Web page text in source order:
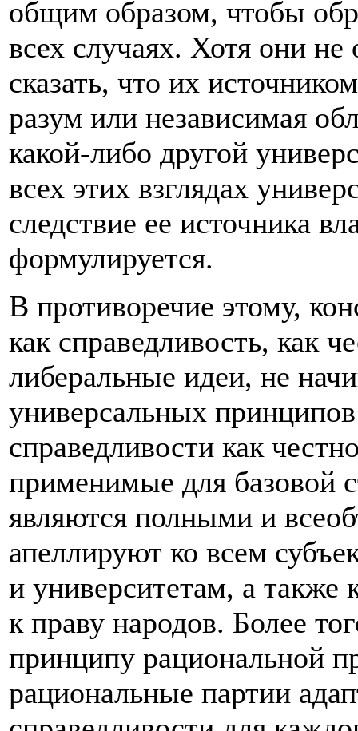
общим образом, чтобы
всех случаях. Хотя они
сказать, что их
разум или независимая
какой-либо другой
всех этих взглядах
следствие ее источника
формулируется.
В противоречие этому,
как справедливость, как
либеральные идеи, не
универсальных
справедливости как
применимые для базовой
являются полными и
апеллируют ко всем
и университетам, а также
к праву народов. Более
принципу рациональной
рациональные партии